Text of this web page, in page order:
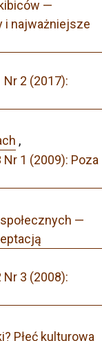
—
i najważniejsze
2 (2017):
,
1 (2009): Poza
—
3 (2008):
Płeć kulturowa